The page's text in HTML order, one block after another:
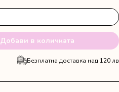
Добави в количката
Безплатна доставка над 120 лв